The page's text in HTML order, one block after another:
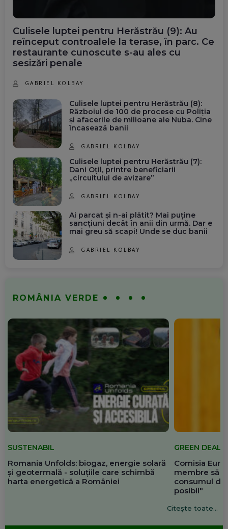
Culisele luptei pentru Herăstrău (9): Au
reînceput controalele la terase, în parc. Ce
restaurante cunoscute s-au ales cu
sesizări penale
GABRIEL KOLBAY
Culisele luptei pentru Herăstrău (8):
Războiul de 100 de procese cu Poliția
și afacerile de milioane ale Nuba. Cine
încasează banii
GABRIEL KOLBAY
Culisele luptei pentru Herăstrău (7):
Dani Oțil, printre beneficiarii
„circuitului de avizare”
GABRIEL KOLBAY
Ai parcat și n-ai plătit? Mai puține
sancțiuni decât în anii din urmă. Dar e
mai greu să scapi! Unde se duc banii
GABRIEL KOLBAY
ROMÂNIA VERDE
SUSTENABIL
Romania Unfolds: biogaz, energie solară
și geotermală - soluțiile care schimbă
harta energetică a României
GREEN DEAL
Comisia
membre să
consumul de
posibil"
Citește toate...